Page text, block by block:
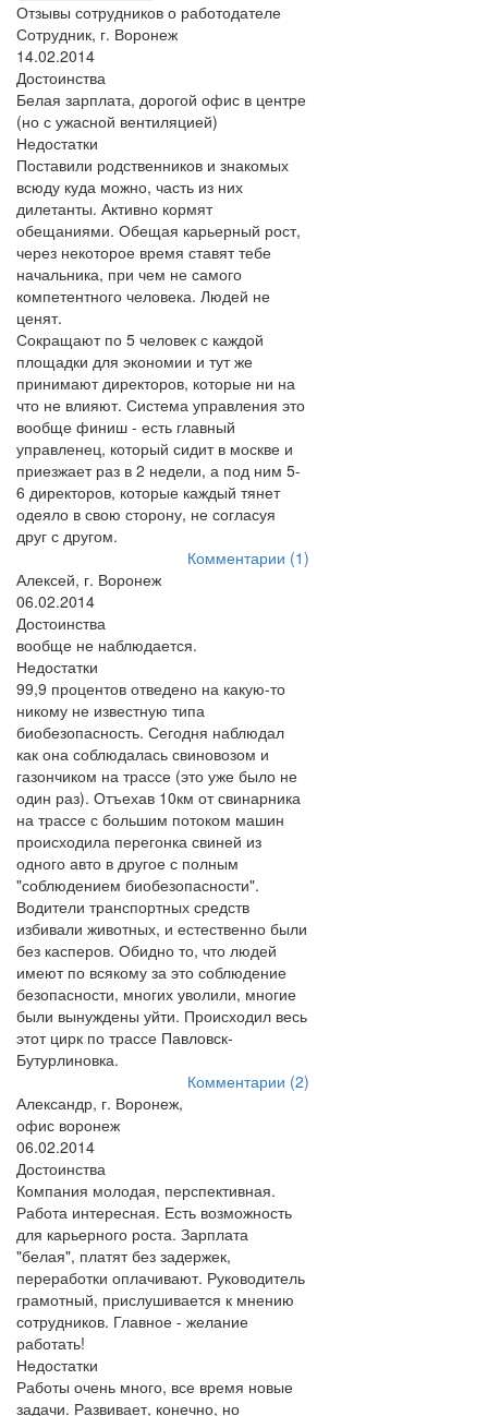
Отзывы сотрудников о работодателе
Сотрудник, г. Воронеж
14.02.2014
Достоинства
Белая зарплата, дорогой офис в центре
(но с ужасной вентиляцией)
Недостатки
Поставили родственников и знакомых
всюду куда можно, часть из них
дилетанты. Активно кормят
обещаниями. Обещая карьерный рост,
через некоторое время ставят тебе
начальника, при чем не самого
компетентного человека. Людей не
ценят.
Сокращают по 5 человек с каждой
площадки для экономии и тут же
принимают директоров, которые ни на
что не влияют. Система управления это
вообще финиш - есть главный
управленец, который сидит в москве и
приезжает раз в 2 недели, а под ним 5-
6 директоров, которые каждый тянет
одеяло в свою сторону, не согласуя
друг с другом.
Комментарии (1)
Алексей, г. Воронеж
06.02.2014
Достоинства
вообще не наблюдается.
Недостатки
99,9 процентов отведено на какую-то
никому не известную типа
биобезопасность. Сегодня наблюдал
как она соблюдалась свиновозом и
газончиком на трассе (это уже было не
один раз). Отъехав 10км от свинарника
на трассе с большим потоком машин
происходила перегонка свиней из
одного авто в другое с полным
"соблюдением биобезопасности".
Водители транспортных средств
избивали животных, и естественно были
без касперов. Обидно то, что людей
имеют по всякому за это соблюдение
безопасности, многих уволили, многие
были вынуждены уйти. Происходил весь
этот цирк по трассе Павловск-
Бутурлиновка.
Комментарии (2)
Александр, г. Воронеж,
офис воронеж
06.02.2014
Достоинства
Компания молодая, перспективная.
Работа интересная. Есть возможность
для карьерного роста. Зарплата
"белая", платят без задержек,
переработки оплачивают. Руководитель
грамотный, прислушивается к мнению
сотрудников. Главное - желание
работать!
Недостатки
Работы очень много, все время новые
задачи. Развивает, конечно, но